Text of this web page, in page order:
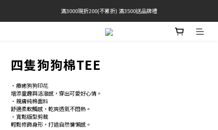
官網限定! 滿千免運(僅限台灣本島)
滿3000現折200(不累折) 滿3500送品牌禮
BRATOP專區買三送一 | 指定專區買一送一
四隻狗狗棉TEE
•療癒狗狗印花
增添童趣與活潑感，穿出可愛好心情。
•親膚純棉面料
舒適柔軟觸感，乾爽透氣不悶熱。
•寬鬆版型剪裁
輕鬆修飾身形，打造自然慵懶感。